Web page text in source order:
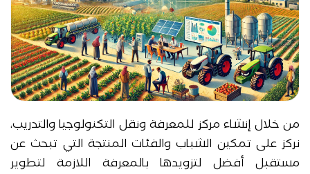
من خلال إنشاء مركز للمعرفة ونقل التكنولوجيا والتدريب،
نركز على تمكين الشباب والفئات المنتجة التي تبحث عن
مستقبل أفضل لتزويدها بالمعرفة اللازمة لتطوير